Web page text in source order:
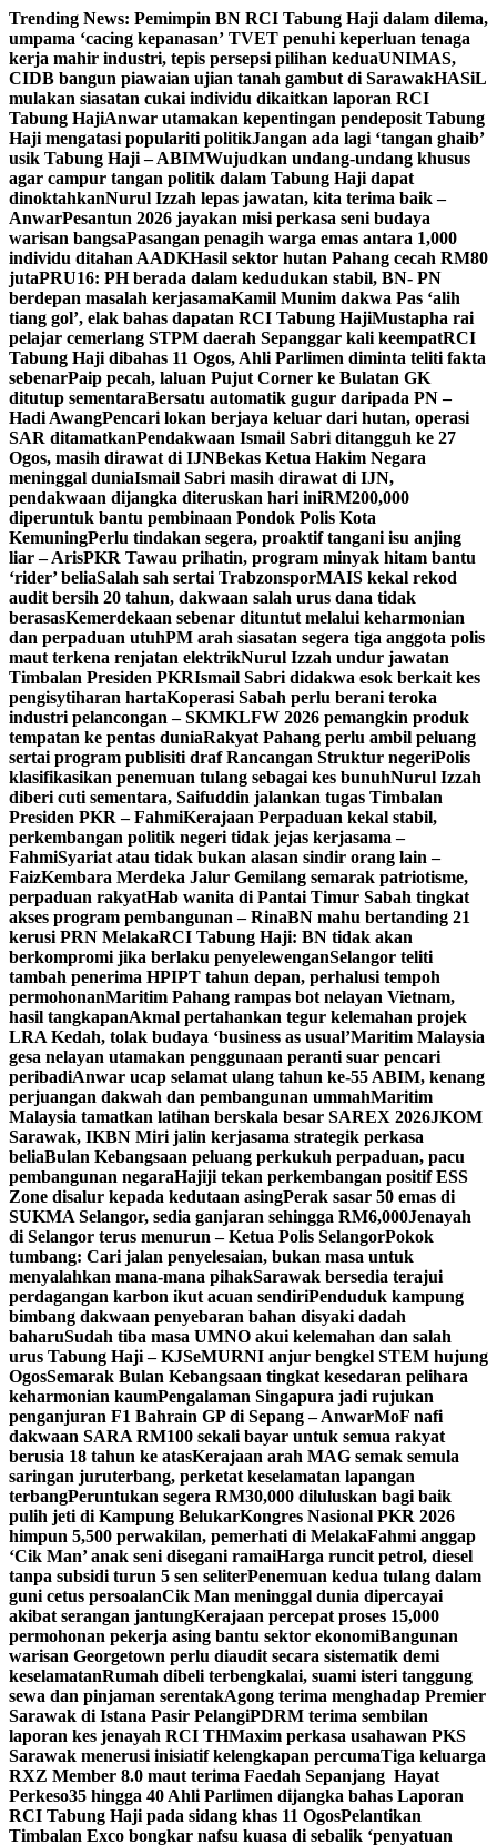
Skip
to
content
Trending News: Pemimpin BN RCI Tabung Haji dalam dilema,
umpama ‘cacing kepanasan’ TVET penuhi keperluan tenaga
kerja mahir industri, tepis persepsi pilihan keduaUNIMAS,
CIDB bangun piawaian ujian tanah gambut di SarawakHASiL
mulakan siasatan cukai individu dikaitkan laporan RCI
Tabung HajiAnwar utamakan kepentingan pendeposit Tabung
Haji mengatasi populariti politikJangan ada lagi ‘tangan ghaib’
usik Tabung Haji – ABIMWujudkan undang-undang khusus
agar campur tangan politik dalam Tabung Haji dapat
dinoktahkanNurul Izzah lepas jawatan, kita terima baik –
AnwarPesantun 2026 jayakan misi perkasa seni budaya
warisan bangsaPasangan penagih warga emas antara 1,000
individu ditahan AADKHasil sektor hutan Pahang cecah RM80
jutaPRU16: PH berada dalam kedudukan stabil, BN- PN
berdepan masalah kerjasamaKamil Munim dakwa Pas ‘alih
tiang gol’, elak bahas dapatan RCI Tabung HajiMustapha rai
pelajar cemerlang STPM daerah Sepanggar kali keempatRCI
Tabung Haji dibahas 11 Ogos, Ahli Parlimen diminta teliti fakta
sebenarPaip pecah, laluan Pujut Corner ke Bulatan GK
ditutup sementaraBersatu automatik gugur daripada PN –
Hadi AwangPencari lokan berjaya keluar dari hutan, operasi
SAR ditamatkanPendakwaan Ismail Sabri ditangguh ke 27
Ogos, masih dirawat di IJNBekas Ketua Hakim Negara
meninggal duniaIsmail Sabri masih dirawat di IJN,
pendakwaan dijangka diteruskan hari iniRM200,000
diperuntuk bantu pembinaan Pondok Polis Kota
KemuningPerlu tindakan segera, proaktif tangani isu anjing
liar – ArisPKR Tawau prihatin, program minyak hitam bantu
‘rider’ beliaSalah sah sertai TrabzonsporMAIS kekal rekod
audit bersih 20 tahun, dakwaan salah urus dana tidak
berasasKemerdekaan sebenar dituntut melalui keharmonian
dan perpaduan utuhPM arah siasatan segera tiga anggota polis
maut terkena renjatan elektrikNurul Izzah undur jawatan
Timbalan Presiden PKRIsmail Sabri didakwa esok berkait kes
pengisytiharan hartaKoperasi Sabah perlu berani teroka
industri pelancongan – SKMKLFW 2026 pemangkin produk
tempatan ke pentas duniaRakyat Pahang perlu ambil peluang
sertai program publisiti draf Rancangan Struktur negeriPolis
klasifikasikan penemuan tulang sebagai kes bunuhNurul Izzah
diberi cuti sementara, Saifuddin jalankan tugas Timbalan
Presiden PKR – FahmiKerajaan Perpaduan kekal stabil,
perkembangan politik negeri tidak jejas kerjasama –
FahmiSyariat atau tidak bukan alasan sindir orang lain –
FaizKembara Merdeka Jalur Gemilang semarak patriotisme,
perpaduan rakyatHab wanita di Pantai Timur Sabah tingkat
akses program pembangunan – RinaBN mahu bertanding 21
kerusi PRN MelakaRCI Tabung Haji: BN tidak akan
berkompromi jika berlaku penyelewenganSelangor teliti
tambah penerima HPIPT tahun depan, perhalusi tempoh
permohonanMaritim Pahang rampas bot nelayan Vietnam,
hasil tangkapanAkmal pertahankan tegur kelemahan projek
LRA Kedah, tolak budaya ‘business as usual’Maritim Malaysia
gesa nelayan utamakan penggunaan peranti suar pencari
peribadiAnwar ucap selamat ulang tahun ke-55 ABIM, kenang
perjuangan dakwah dan pembangunan ummahMaritim
Malaysia tamatkan latihan berskala besar SAREX 2026JKOM
Sarawak, IKBN Miri jalin kerjasama strategik perkasa
beliaBulan Kebangsaan peluang perkukuh perpaduan, pacu
pembangunan negaraHajiji tekan perkembangan positif ESS
Zone disalur kepada kedutaan asingPerak sasar 50 emas di
SUKMA Selangor, sedia ganjaran sehingga RM6,000Jenayah
di Selangor terus menurun – Ketua Polis SelangorPokok
tumbang: Cari jalan penyelesaian, bukan masa untuk
menyalahkan mana-mana pihakSarawak bersedia terajui
perdagangan karbon ikut acuan sendiriPenduduk kampung
bimbang dakwaan penyebaran bahan disyaki dadah
baharuSudah tiba masa UMNO akui kelemahan dan salah
urus Tabung Haji – KJSeMURNI anjur bengkel STEM hujung
OgosSemarak Bulan Kebangsaan tingkat kesedaran pelihara
keharmonian kaumPengalaman Singapura jadi rujukan
penganjuran F1 Bahrain GP di Sepang – AnwarMoF nafi
dakwaan SARA RM100 sekali bayar untuk semua rakyat
berusia 18 tahun ke atasKerajaan arah MAG semak semula
saringan juruterbang, perketat keselamatan lapangan
terbangPeruntukan segera RM30,000 diluluskan bagi baik
pulih jeti di Kampung BelukarKongres Nasional PKR 2026
himpun 5,500 perwakilan, pemerhati di MelakaFahmi anggap
‘Cik Man’ anak seni disegani ramaiHarga runcit petrol, diesel
tanpa subsidi turun 5 sen seliterPenemuan kedua tulang dalam
guni cetus persoalanCik Man meninggal dunia dipercayai
akibat serangan jantungKerajaan percepat proses 15,000
permohonan pekerja asing bantu sektor ekonomiBangunan
warisan Georgetown perlu diaudit secara sistematik demi
keselamatanRumah dibeli terbengkalai, suami isteri tanggung
sewa dan pinjaman serentakAgong terima menghadap Premier
Sarawak di Istana Pasir PelangiPDRM terima sembilan
laporan kes jenayah RCI THMaxim perkasa usahawan PKS
Sarawak menerusi inisiatif kelengkapan percumaTiga keluarga
RXZ Member 8.0 maut terima Faedah Sepanjang Hayat
Perkeso35 hingga 40 Ahli Parlimen dijangka bahas Laporan
RCI Tabung Haji pada sidang khas 11 OgosPelantikan
Timbalan Exco bongkar nafsu kuasa di sebalik ‘penyatuan